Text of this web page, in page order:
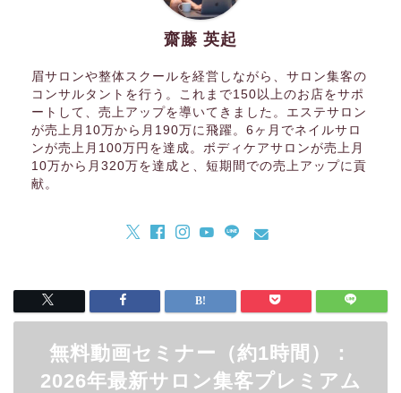
齋藤 英起
眉サロンや整体スクールを経営しながら、サロン集客の
コンサルタントを行う。これまで150以上のお店をサポ
ートして、売上アップを導いてきました。エステサロン
が売上月10万から月190万に飛躍。6ヶ月でネイルサロ
ンが売上月100万円を達成。ボディケアサロンが売上月
10万から月320万を達成と、短期間での売上アップに貢
献。
無料動画セミナー（約1時間）：
2026年最新サロン集客プレミアム